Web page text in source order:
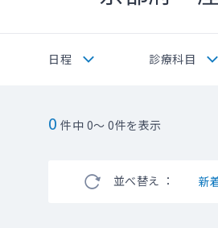
日程 診療科目
0 件中 0～ 0件を表示
並べ替え ： 新